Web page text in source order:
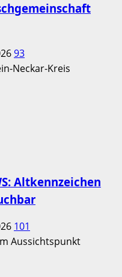
93
Altkennzeichen
101